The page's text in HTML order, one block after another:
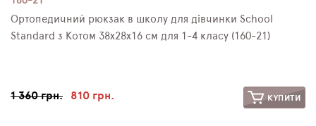
Ортопедичний рюкзак в школу для дівчинки School
Standard з Котом 38х28х16 см для 1-4 класу (160-21)
1 360 грн. 810 грн. КУПИТИ